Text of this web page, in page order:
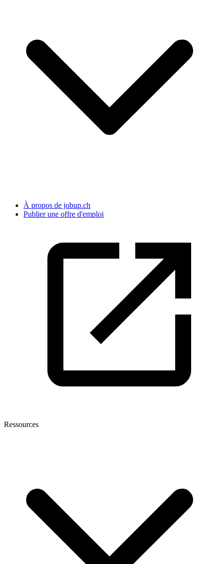
À propos de jobup.ch
Publier une offre d'emploi
Ressources